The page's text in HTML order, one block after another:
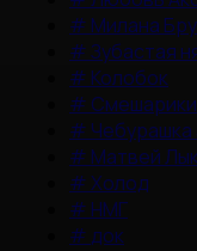
# Милана Бру
#Зубастая
# Колобок
# Смешарики
# Чебурашка
# Матвей
#Холод
# НМГ
# док